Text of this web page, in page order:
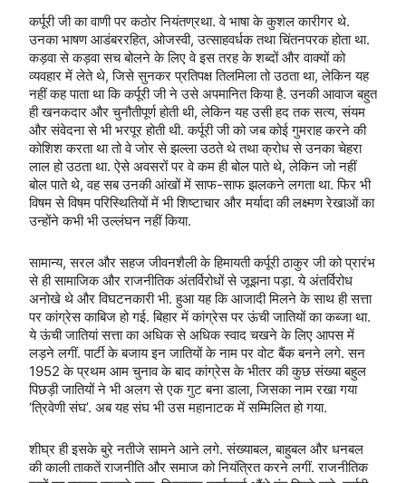
कर्पूरी जी का वाणी पर कठोर नियंतण्रथा. वे भाषा के कुशल कारीगर थे.
उनका भाषण आडंबररहित, ओजस्वी, उत्साहवर्धक तथा चिंतनपरक होता था.
कड़वा से कड़वा सच बोलने के लिए वे इस तरह के शब्दों और वाक्यों को
व्यवहार में लेते थे, जिसे सुनकर प्रतिपक्ष तिलमिला तो उठता था, लेकिन यह
नहीं कह पाता था कि कर्पूरी जी ने उसे अपमानित किया है. उनकी आवाज बहुत
ही खनकदार और चुनौतीपूर्ण होती थी, लेकिन यह उसी हद तक सत्य, संयम
और संवेदना से भी भरपूर होती थी. कर्पूरी जी को जब कोई गुमराह करने की
कोशिश करता था तो वे जोर से झल्ला उठते थे तथा क्रोध से उनका चेहरा
लाल हो उठता था. ऐसे अवसरों पर वे कम ही बोल पाते थे, लेकिन जो नहीं
बोल पाते थे, वह सब उनकी आंखों में साफ-साफ झलकने लगता था. फिर भी
विषम से विषम परिस्थितियों में भी शिष्टाचार और मर्यादा की लक्ष्मण रेखाओं का
उन्होंने कभी भी उल्लंघन नहीं किया.
सामान्य, सरल और सहज जीवनशैली के हिमायती कर्पूरी ठाकुर जी को प्रारंभ
से ही सामाजिक और राजनीतिक अंतर्विरोधों से जूझना पड़ा. ये अंतर्विरोध
अनोखे थे और विघटनकारी भी. हुआ यह कि आजादी मिलने के साथ ही सत्ता
पर कांग्रेस काबिज हो गई. बिहार में कांग्रेस पर ऊंची जातियों का कब्जा था.
ये ऊंची जातियां सत्ता का अधिक से अधिक स्वाद चखने के लिए आपस में
लड़ने लगीं. पार्टी के बजाय इन जातियों के नाम पर वोट बैंक बनने लगे. सन
1952 के प्रथम आम चुनाव के बाद कांग्रेस के भीतर की कुछ संख्या बहुल
पिछड़ी जातियों ने भी अलग से एक गुट बना डाला, जिसका नाम रखा गया
‘त्रिवेणी संघ’. अब यह संघ भी उस महानाटक में सम्मिलित हो गया.
शीघ्र ही इसके बुरे नतीजे सामने आने लगे. संख्याबल, बाहुबल और धनबल
की काली ताकतें राजनीति और समाज को नियंत्रित करने लगीं. राजनीतिक